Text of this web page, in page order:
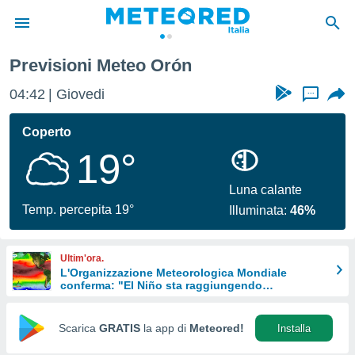
di
per
le
di
Web
Previsioni Meteo Orón
04:42 Giovedi ...
Coperto
19°
Temp. percepita 19°
Luna calante
Illuminata:46%
Ultim'ora.
L'Organizzazione Meteorologica Mondiale
conferma: "El Niño sta raggiungendo
Scarica GRATIS la app di Meteored! Installa